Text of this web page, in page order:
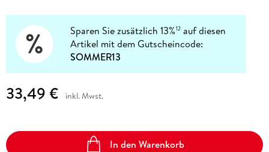
Sparen Sie zusätzlich 13%12 auf diesen
Artikel mit dem Gutscheincode:
SOMMER13
33,49 € inkl. Mwst.
In den Warenkorb